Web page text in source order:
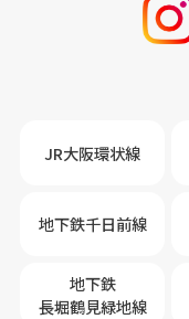
JR大阪環状線
地下鉄千日前線
地下鉄
長堀鶴見緑地線